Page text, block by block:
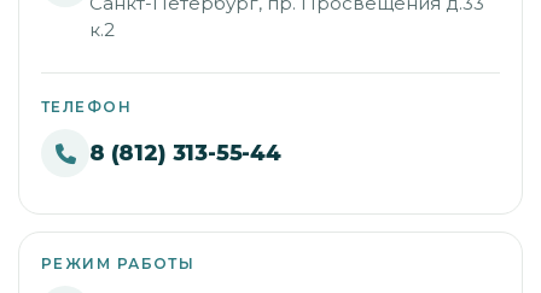
к.2
ТЕЛЕФОН
8 (812) 313-55-44
РЕЖИМ РАБОТЫ